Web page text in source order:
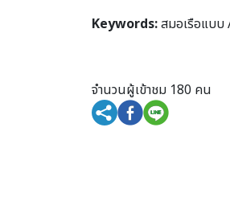
Keywords:สมอเรือแบ
จำนวนผู้เข้าชม 180 คน